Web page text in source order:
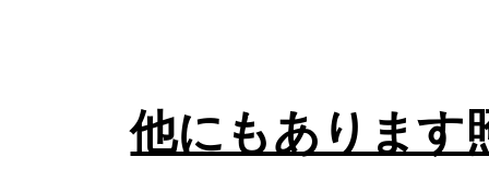
他にもあります